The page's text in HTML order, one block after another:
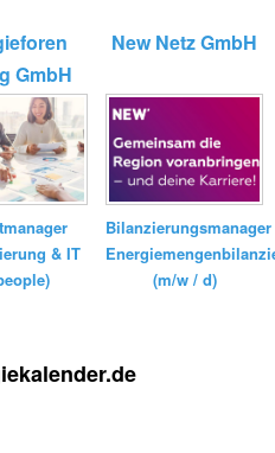
GmbH
& IT
New Netz GmbH
Bilanzierungsmanager
(m/w / d)